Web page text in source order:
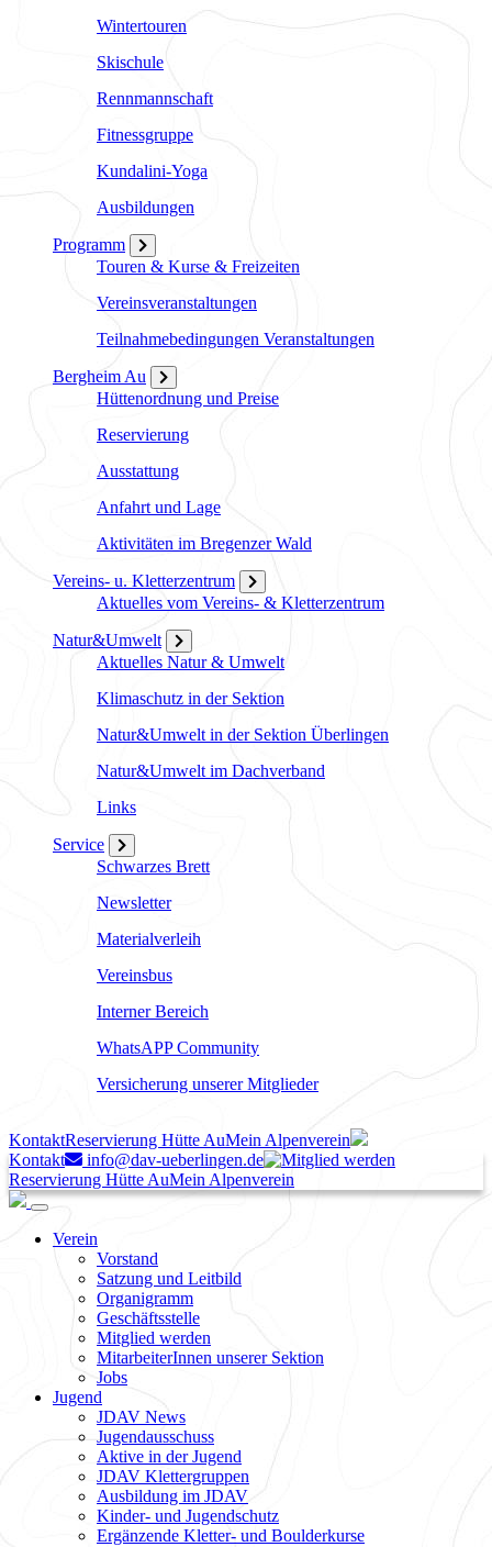
Wintertouren
Skischule
Rennmannschaft
Fitnessgruppe
Kundalini-Yoga
Ausbildungen
Programm
Touren & Kurse & Freizeiten
Vereinsveranstaltungen
Teilnahmebedingungen Veranstaltungen
Bergheim Au
Hüttenordnung und Preise
Reservierung
Ausstattung
Anfahrt und Lage
Aktivitäten im Bregenzer Wald
Vereins- u. Kletterzentrum
Aktuelles vom Vereins- & Kletterzentrum
Natur&Umwelt
Aktuelles Natur & Umwelt
Klimaschutz in der Sektion
Natur&Umwelt in der Sektion Überlingen
Natur&Umwelt im Dachverband
Links
Service
Schwarzes Brett
Newsletter
Materialverleih
Vereinsbus
Interner Bereich
WhatsAPP Community
Versicherung unserer Mitglieder
KontaktReservierung Hütte AuMein Alpenverein
Kontakt
info@dav-ueberlingen.de
Reservierung Hütte AuMein Alpenverein
Verein
Vorstand
Satzung und Leitbild
Organigramm
Geschäftsstelle
Mitglied werden
MitarbeiterInnen unserer Sektion
Jobs
Jugend
JDAV News
Jugendausschuss
Aktive in der Jugend
JDAV Klettergruppen
Ausbildung im JDAV
Kinder- und Jugendschutz
Ergänzende Kletter- und Boulderkurse